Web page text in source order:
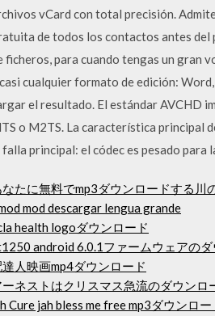
vCard con total precisión.
de todos los contactos antes del
ficheros, para cuando tengas un gran
cualquier formato de edición:
el resultado. El estándar AVCHD
o M2TS. La característica principal
falla principal: el códec es pesado para
なたに無料でmp3ダウンロードする川
mod descargar lengua grande
health logoダウンロード
android 6.0.1ファームウェアのダ
人映画mp4ダウンロード
ーネストはクリスマス急流のダウンロ
Cure jah bless me free mp3ダウンロ